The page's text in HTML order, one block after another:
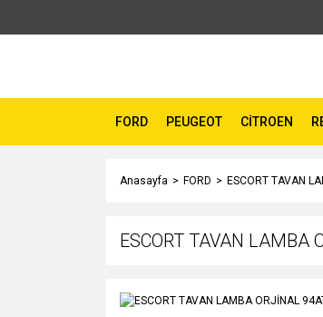
FORD PEUGEOT CİTROEN
Anasayfa FORD ESCORT TAVAN
ESCORT TAVAN LAMBA